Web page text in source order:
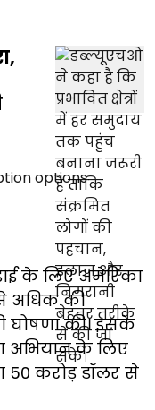
के लिए अमेरिका
अधिक की
घोषणा की। इसके
अभियान के लिए
50 करोड़ डॉलर से